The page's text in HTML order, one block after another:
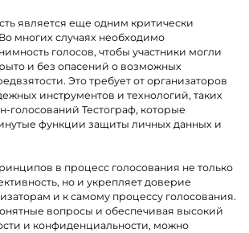
является еще одним критически
многих случаях необходимо
голосов, чтобы участники могли
и без опасений о возможных
Это требует от организаторов
инструментов и технологий, таких
голосований Тестограф, которые
функции защиты личных данных и
в процесс голосования не только
но и укрепляет доверие
и к самому процессу голосования.
вопросы и обеспечивая высокий
и конфиденциальности, можно